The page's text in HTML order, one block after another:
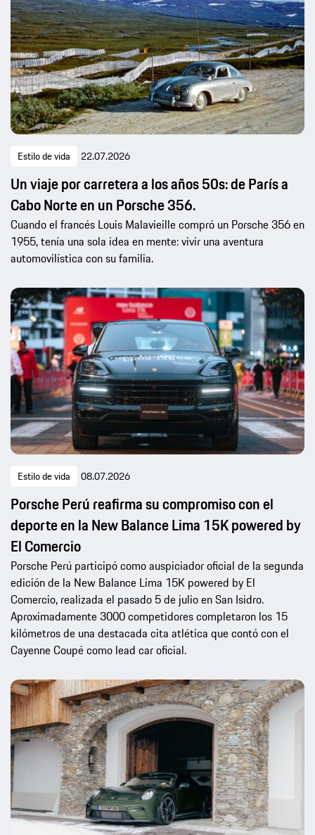
Estilo de vida 22.07.2026
Un viaje por carretera a los años 50s: de París a
Cabo Norte en un Porsche 356.
Cuando el francés Louis Malavieille compró un Porsche 356 en
1955, tenía una sola idea en mente: vivir una aventura
automovilística con su familia.
Estilo de vida 08.07.2026
Porsche Perú reafirma su compromiso con el
deporte en la New Balance Lima 15K powered by
El Comercio
Porsche Perú participó como auspiciador oficial de la segunda
edición de la New Balance Lima 15K powered by El
Comercio, realizada el pasado 5 de julio en San Isidro.
Aproximadamente 3000 competidores completaron los 15
kilómetros de una destacada cita atlética que contó con el
Cayenne Coupé como lead car oficial.